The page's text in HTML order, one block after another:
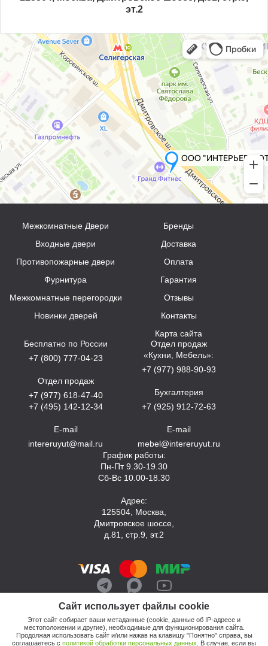
эт.2
Сайт использует файлы cookie
Этот сайт собирает ваши метаданные (cookie, данные об IP-адресе и
местоположении и другие), необходимые для функционирования сайта.
Продолжая использовать сайт и/или нажав на клавишу "Понятно" справа, вы
соглашаетесь с политикой обработки персональных данных . В случае, если вы
Межкомнатные Двери
Входные двери
Противопожарные двери
Фурнитура
Межкомнатные перегородки
Новинки дверей
Бренды
Доставка
Оплата
Гарантия
Отзывы
Контакты
Карта сайта
Бесплатно по России
+7 (800) 777-04-23
Отдел продаж
+7 (977) 618-47-40
+7 (495) 142-12-34
E-mail
intereruyut@mail.ru
Отдел продаж
«Кухни, Мебель»:
+7 (977) 988-90-93
Бухгалтерия
+7 (925) 912-72-63
E-mail
mebel@intereruyut.ru
График работы:
Пн-Пт 9.30-19.30
Сб-Вс 10.00-18.30
Адрес:
125504, Москва,
Дмитровское шоссе,
д.81, стр.9, эт.2